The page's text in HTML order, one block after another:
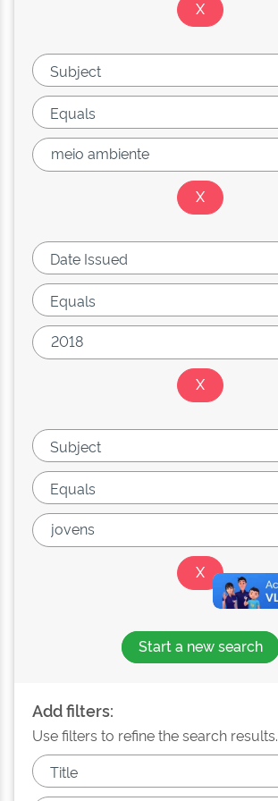
Start a new search
Add filters:
Use filters to refine the search results.